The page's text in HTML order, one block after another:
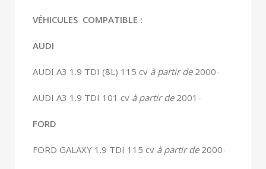
VÉHICULES COMPATIBLE :
AUDI
AUDI A3 1.9 TDI (8L) 115 cv à partir de2000-
AUDI A3 1.9 TDI 101 cv à partir de 2001-
FORD
FORD GALAXY 1.9 TDI 115 cv à partir de 2000-